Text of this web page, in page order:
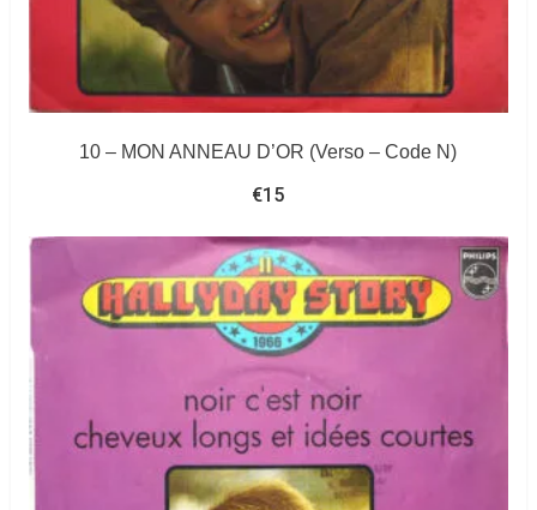
10 – MON ANNEAU D’OR (Verso – Code N)
€15